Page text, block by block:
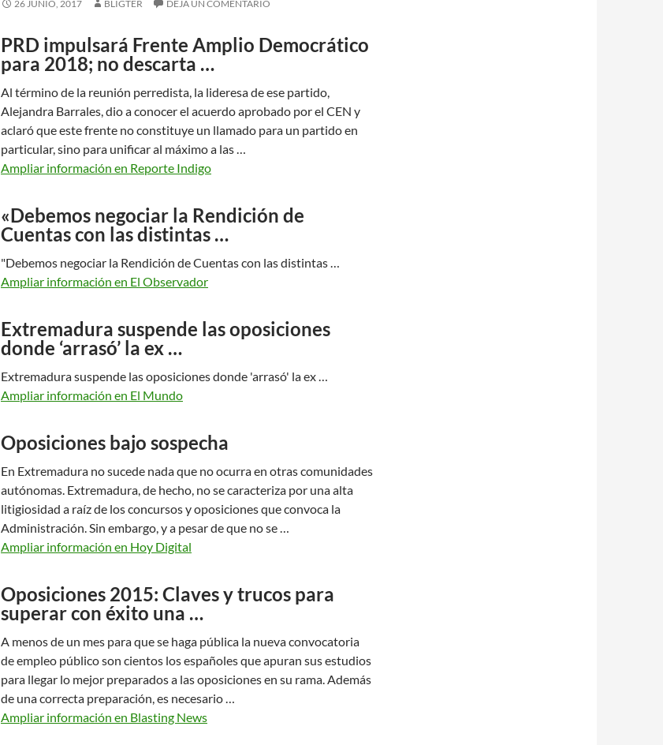
26 JUNIO, 2017 BLIGTER DEJA UN COMENTARIO
PRD impulsará Frente Amplio Democrático
para 2018; no descarta …
Al término de la reunión perredista, la lideresa de ese partido,
Alejandra Barrales, dio a conocer el acuerdo aprobado por el CEN y
aclaró que este frente no constituye un llamado para un partido en
particular, sino para unificar al máximo a las …
Ampliar información en Reporte Indigo
«Debemos negociar la Rendición de
Cuentas con las distintas …
"Debemos negociar la Rendición de Cuentas con las distintas …
Ampliar información en El Observador
Extremadura suspende las oposiciones
donde ‘arrasó’ la ex …
Extremadura suspende las oposiciones donde 'arrasó' la ex …
Ampliar información en El Mundo
Oposiciones bajo sospecha
En Extremadura no sucede nada que no ocurra en otras comunidades
autónomas. Extremadura, de hecho, no se caracteriza por una alta
litigiosidad a raíz de los concursos y oposiciones que convoca la
Administración. Sin embargo, y a pesar de que no se …
Ampliar información en Hoy Digital
Oposiciones 2015: Claves y trucos para
superar con éxito una …
A menos de un mes para que se haga pública la nueva convocatoria
de empleo público son cientos los españoles que apuran sus estudios
para llegar lo mejor preparados a las oposiciones en su rama. Además
de una correcta preparación, es necesario …
Ampliar información en Blasting News